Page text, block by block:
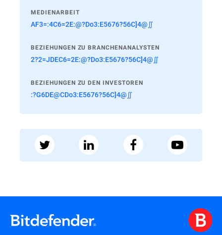
MEDIENARBEIT
AF3=:4C6=2E:@?Do3:E5676?56C]4@∬
BEZIEHUNGEN ZU BRANCHENANALYSTEN
2?2=JDEC6=2E:@?Do3:E5676?56C]4@∬
BEZIEHUNGEN ZU DEN INVESTOREN
:?G6DE@CDo3:E5676?56C]4@∬